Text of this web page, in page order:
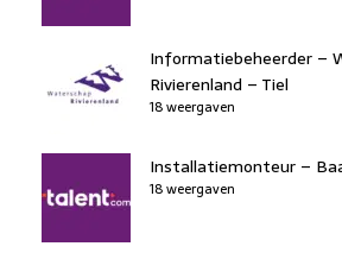
Informatiebeheerder –
Rivierenland – Tiel
18 weergaven
Installatiemonteur –
18 weergaven